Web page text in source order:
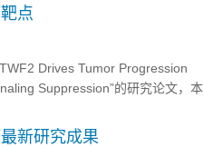
创造巨大的生长优...
点
Drives Tumor Progression
Suppression”的研究论文，本
新研究成果